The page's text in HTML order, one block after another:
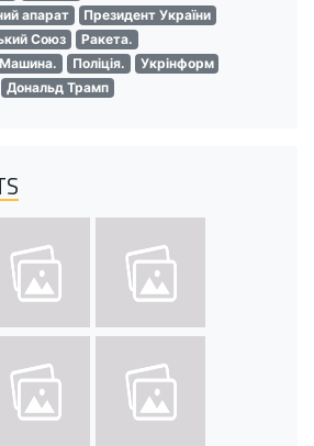
апарат
Президент України
Союз
Ракета.
Машина. Поліція.
Укрінформ
Дональд Трамп